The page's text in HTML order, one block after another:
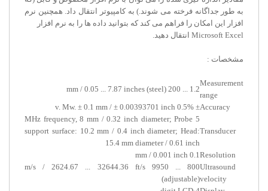
به طور جداگانه فرخته می شوند.) به کامپیوتر انتقال داد. همچنین نرم
افزار این امکان را فراهم می کند که بتوانید داده ها را به نرم افزار
Microsoft Excel انتقال دهید.
مشخصات :
Measurement
range
1.2 ... 200 mm / 0.05 ... 7.87 inches (steel)
Accuracy
± 0.5% v. Mw. ± 0.1 mm / ± 0.00393701 inch
Transducer
5 MHz frequency, 8 mm / 0.32 inch diameter; Probe
support surface: 10.2 mm / 0.4 inch diameter; Head:
15.4 mm diameter / 0.61 inch
Resolution
0.1 mm / 0.001 inch
Ultrasound
velocity
800 ... 9950 m/s / 2624.67 ... 32644.36 ft/s
(adjustable)